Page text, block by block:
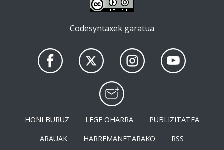
Codesyntaxek garatua
HONI BURUZ LEGE OHARRA
PUBLIZITATEA
ARAUAK
HARREMANETARAKO RSS